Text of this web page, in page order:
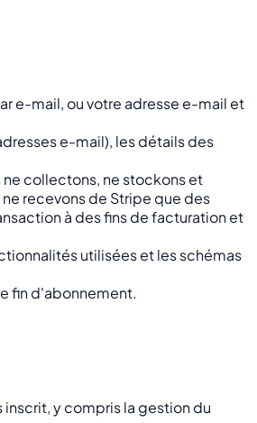
e-mail, ou votre adresse e-mail et
e-mail), les détails des
collectons, ne stockons et
recevons de Stripe que des
à des fins de facturation et
utilisées et les schémas
fin d'abonnement.
y compris la gestion du